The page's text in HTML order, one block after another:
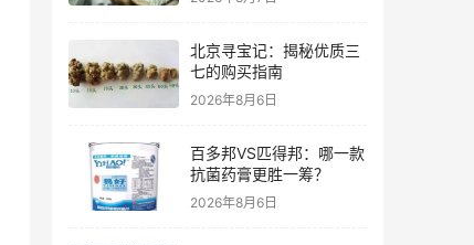
北京寻宝记：揭秘优质三
七的购买指南
2026年8月6日
百多邦VS匹得邦：哪一款
抗菌药膏更胜一筹？
2026年8月6日